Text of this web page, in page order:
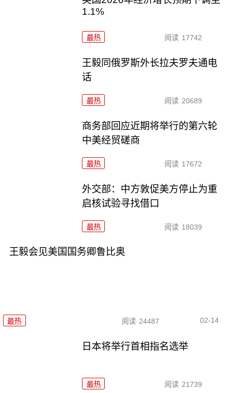
1.1%
最热 阅读 17742
王毅同俄罗斯外长拉夫罗夫通电
话
最热 阅读 20689
商务部回应近期将举行的第六轮
中美经贸磋商
最热 阅读 17672
外交部：中方敦促美方停止为重
启核试验寻找借口
最热 阅读 18039
王毅会见美国国务卿鲁比奥
最热 阅读 24487 02-14
日本将举行首相指名选举
最热 阅读 21739